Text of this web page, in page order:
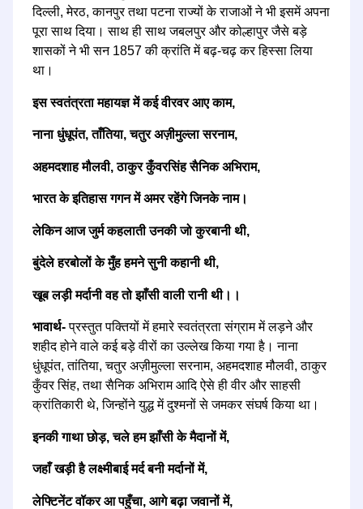
दिल्ली, मेरठ, कानपुर तथा पटना राज्यों के राजाओं ने भी इसमें अपना
पूरा साथ दिया। साथ ही साथ जबलपुर और कोल्हापुर जैसे बड़े
शासकों ने भी सन 1857 की क्रांति में बढ़-चढ़ कर हिस्सा लिया
था।
इस स्वतंत्रता महायज्ञ में कई वीरवर आए काम,
नाना धुंधूपंत, ताँतिया, चतुर अज़ीमुल्ला सरनाम,
अहमदशाह मौलवी, ठाकुर कुँवरसिंह सैनिक अभिराम,
भारत के इतिहास गगन में अमर रहेंगे जिनके नाम।
लेकिन आज जुर्म कहलाती उनकी जो कुरबानी थी,
बुंदेले हरबोलों के मुँह हमने सुनी कहानी थी,
खूब लड़ी मर्दानी वह तो झाँसी वाली रानी थी।।
भावार्थ-प्रस्तुत पक्तियों में हमारे स्वतंत्रता संग्राम में लड़ने और
शहीद होने वाले कई बड़े वीरों का उल्लेख किया गया है। नाना
धुंधूपंत, तांतिया, चतुर अज़ीमुल्ला सरनाम, अहमदशाह मौलवी, ठाकुर
कुँवर सिंह, तथा सैनिक अभिराम आदि ऐसे ही वीर और साहसी
क्रांतिकारी थे, जिन्होंने युद्ध में दुश्मनों से जमकर संघर्ष किया था।
इनकी गाथा छोड़, चले हम झाँसी के मैदानों में,
जहाँ खड़ी है लक्ष्मीबाई मर्द बनी मर्दानों में,
लेफ्टिनेंट वॉकर आ पहुँचा, आगे बढ़ा जवानों में,